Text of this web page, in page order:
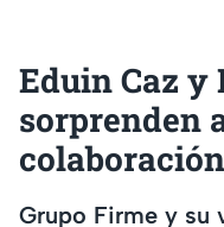
Eduin Caz
sorprenden
Grupo Firme y su